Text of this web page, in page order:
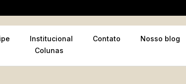
Institucional Contato
Nosso blog
Colunas